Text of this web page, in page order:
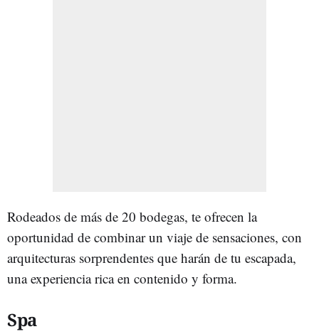
Rodeados de más de 20 bodegas, te ofrecen la
oportunidad de combinar un viaje de sensaciones, con
arquitecturas sorprendentes que harán de tu escapada,
una experiencia rica en contenido y forma.
Spa